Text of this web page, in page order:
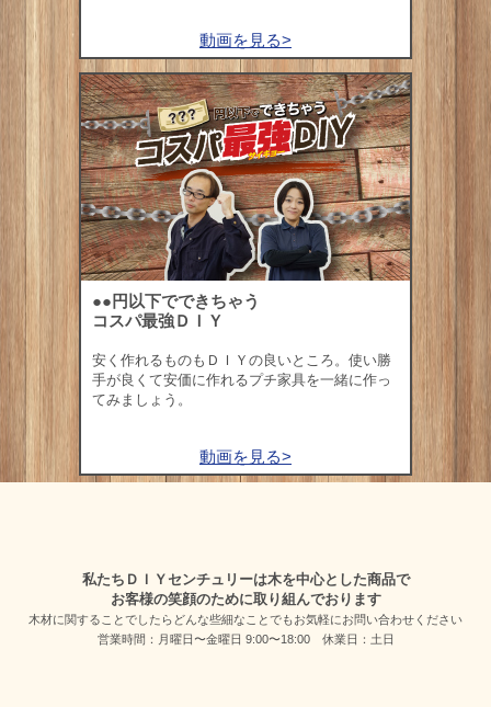
動画を見る>
●●円以下でできちゃう
コスパ最強ＤＩＹ
安く作れるものもＤＩＹの良いところ。使い勝
手が良くて安価に作れるプチ家具を一緒に作っ
てみましょう。
動画を見る>
私たちＤＩＹセンチュリーは木を中心とした商品で
お客様の笑顔のために取り組んでおります
木材に関することでしたらどんな些細なことでもお気軽にお問い合わせください
営業時間：月曜日〜金曜日 9:00〜18:00 休業日：土日